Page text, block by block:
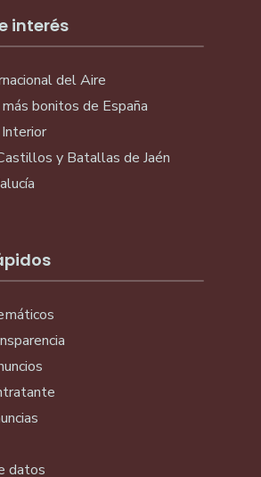
interés
del Aire
bonitos de España
Interior
y Batallas de Jaén
datos